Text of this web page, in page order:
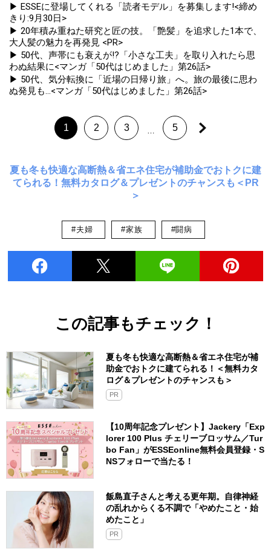
▶ ESSEに登場してくれる「読者モデル」を募集します!<締め
きり:9月30日>
▶ 20年積み重ねた研究と匠の技。「艶髪」を追求した1本で、
大人髪の魅力を再発見 <PR>
▶ 50代、声帯にも衰えが!?「小さな工夫」を取り入れたら思
わぬ結果に<マンガ「50代はじめました」第26話>
▶ 50代、気分転換に「近場の日帰り旅」へ。旅の最後に思わ
ぬ発見も...<マンガ「50代はじめました」第26話>
1 2 3 … 5
夏も冬も快適な高断熱＆省エネ住宅が補助金でおトクに建
てられる！無料カタログ＆プレゼントのチャンスも＜PR
＞
#夫婦 #家族 #闘病
この記事もチェック！
夏も冬も快適な高断熱＆省エネ住宅が補
助金でおトクに建てられる！＜無料カタ
ログ＆プレゼントのチャンスも＞
PR
【10周年記念プレゼント】Jackery「Exp
lorer 100 Plus チェリーブロッサム／Tur
bo Fan」がESSEonline無料会員登録・S
NSフォローで当たる！
飯島直子さんと考える更年期。自律神経
の乱れからくる不調で「やめたこと・始
めたこと」
PR